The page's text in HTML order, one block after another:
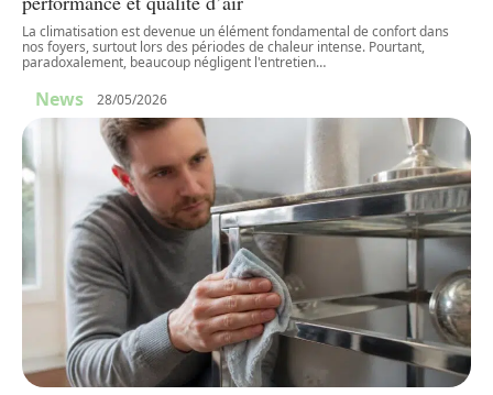
La climatisation est devenue un élément fondamental de confort dans
nos foyers, surtout lors des périodes de chaleur intense. Pourtant,
paradoxalement, beaucoup négligent l'entretien…
News 28/05/2026